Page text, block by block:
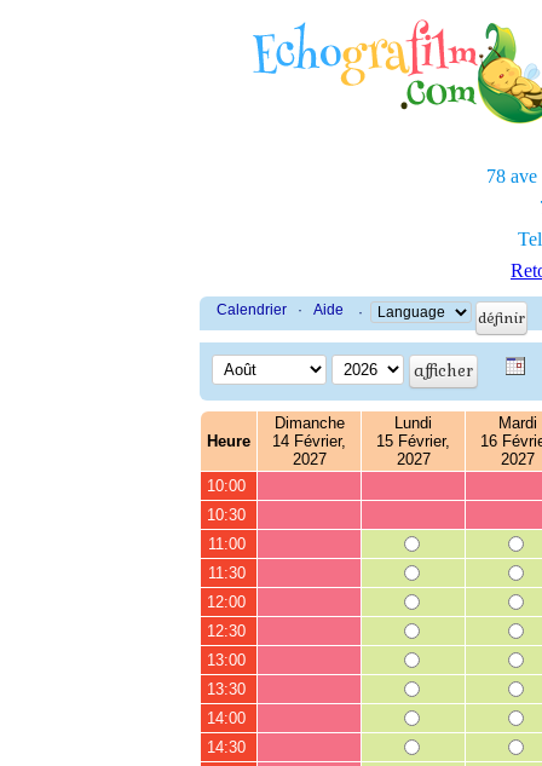
78 ave
Calendrier · Aide ·
Heure
Dimanche
14 Février,
2027
Lundi
15 Février,
2027
Mardi
16
2027
10:00
10:30
11:00
11:30
12:00
12:30
13:00
13:30
14:00
14:30